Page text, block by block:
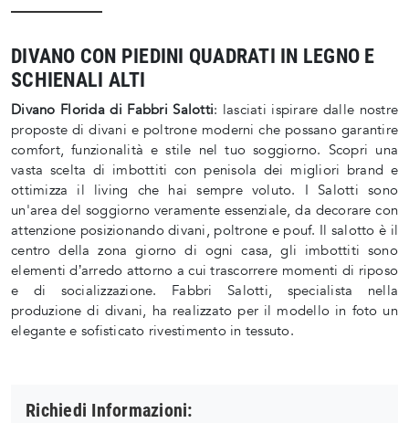
DIVANO CON PIEDINI QUADRATI IN LEGNO E
SCHIENALI ALTI
Divano Florida di Fabbri Salotti: lasciati ispirare dalle nostre
proposte di divani e poltrone moderni che possano garantire
comfort, funzionalità e stile nel tuo soggiorno. Scopri una
vasta scelta di imbottiti con penisola dei migliori brand e
ottimizza il living che hai sempre voluto. I Salotti sono
un'area del soggiorno veramente essenziale, da decorare con
attenzione posizionando divani, poltrone e pouf. Il salotto è il
centro della zona giorno di ogni casa, gli imbottiti sono
elementi d’arredo attorno a cui trascorrere momenti di riposo
e di socializzazione. Fabbri Salotti, specialista nella
produzione di divani, ha realizzato per il modello in foto un
elegante e sofisticato rivestimento in tessuto.
Richiedi Informazioni: